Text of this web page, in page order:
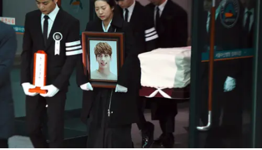
Share to others
Pinterest
Mail